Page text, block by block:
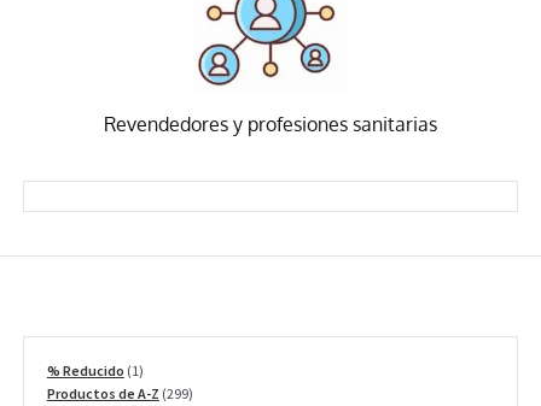
Revendedores y profesiones sanitarias
% Reducido 11
producto
Productos de A-Z 299299